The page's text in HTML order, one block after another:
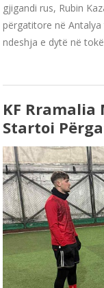
gjigandi rus, Rubin
përgatitore në
ndeshja e dytë në
KF Rramalia
Startoi